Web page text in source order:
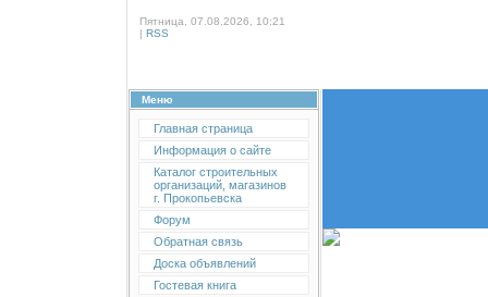
Пятница, 07.08.2026, 10:21
| RSS
Меню
Главная страница
Информация о сайте
Каталог строительных
организаций, магазинов
г. Прокопьевска
Форум
Обратная связь
Доска объявлений
Гостевая книга